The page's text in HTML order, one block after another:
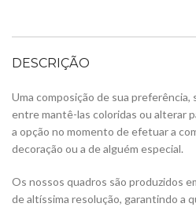
DESCRIÇÃO
Uma composição de sua
entre mantê-las coloridas ou alterar
a opção no momento de efetuar a
decoração ou a de alguém especial.
Os nossos quadros são produzidos
de altíssima resolução, garantindo a